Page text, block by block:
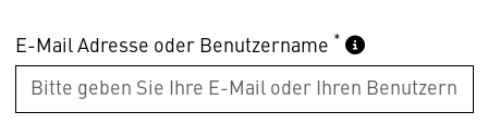
E-Mail Adresse oder Benutzername *